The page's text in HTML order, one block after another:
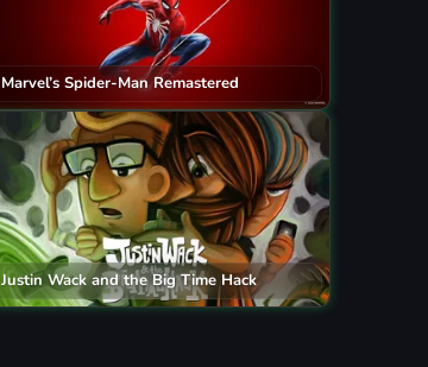
Marvel’s Spider-Man Remastered
Justin Wack and the Big Time Hack